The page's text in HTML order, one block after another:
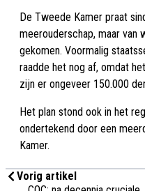
De Tweede Kamer praat
meerouderschap, maar van
gekomen. Voormalig
raadde het nog af, omdat
zijn er ongeveer 150.000
Het plan stond ook in het
ondertekend door een
Kamer.
Vorig artikel